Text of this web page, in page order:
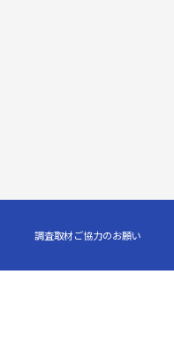
調査取材ご協力のお願い